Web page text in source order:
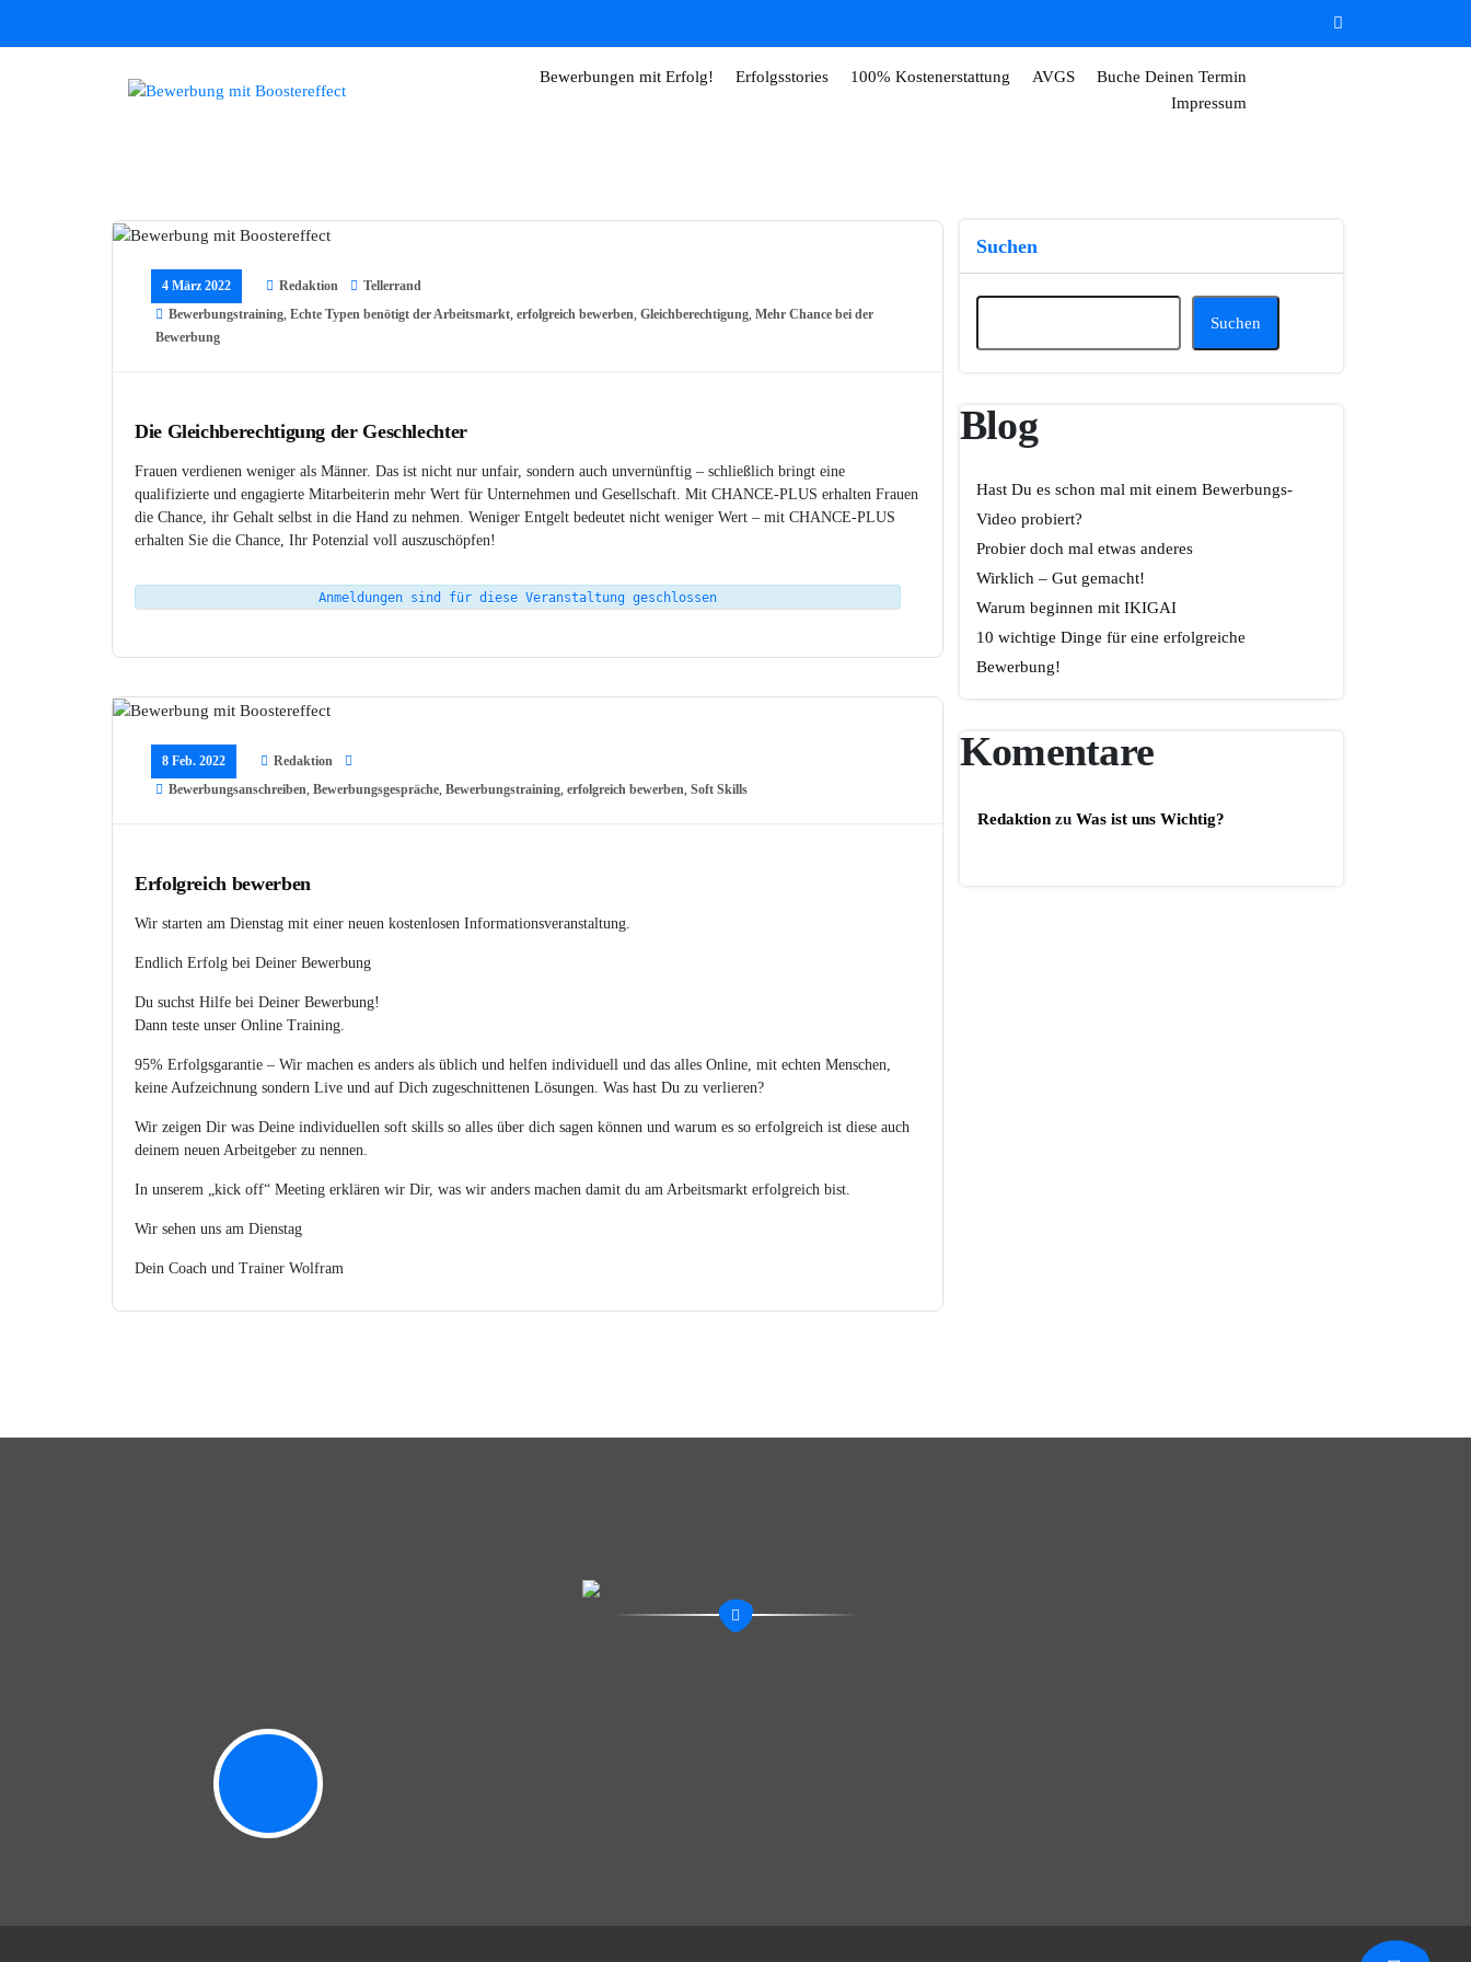
Bewerbungen mit Erfolg! Erfolgsstories 100% Kostenerstattung AVGS
Buche Deinen Termin
Impressum
4 März 2022 Redaktion
Tellerrand
Bewerbungstraining Echte Typen benötigt der Arbeitsmarkt erfolgreich bewerben Gleichberechtigung Mehr Chance bei der
Bewerbung
Die Gleichberechtigung der Geschlechter
Frauen verdienen weniger als Männer. Das ist nicht nur unfair, sondern auch unvernünftig – schließlich bringt eine
qualifizierte und engagierte Mitarbeiterin mehr Wert für Unternehmen und Gesellschaft. Mit CHANCE-PLUS erhalten Frauen
die Chance, ihr Gehalt selbst in die Hand zu nehmen. Weniger Entgelt bedeutet nicht weniger Wert – mit CHANCE-PLUS
erhalten Sie die Chance, Ihr Potenzial voll auszuschöpfen!
Anmeldungen sind für diese Veranstaltung geschlossen
8 Feb. 2022
Redaktion
Bewerbungsanschreiben, Bewerbungsgespräche, Bewerbungstraining, erfolgreich bewerben, Soft Skills
Erfolgreich bewerben
Wir starten am Dienstag mit einer neuen kostenlosen Informationsveranstaltung.
Endlich Erfolg bei Deiner Bewerbung
Du suchst Hilfe bei Deiner Bewerbung!
Dann teste unser Online Training.
95% Erfolgsgarantie – Wir machen es anders als üblich und helfen individuell und das alles Online, mit echten Menschen,
keine Aufzeichnung sondern Live und auf Dich zugeschnittenen Lösungen. Was hast Du zu verlieren?
Wir zeigen Dir was Deine individuellen soft skills so alles über dich sagen können und warum es so erfolgreich ist diese auch
deinem neuen Arbeitgeber zu nennen.
In unserem „kick off“ Meeting erklären wir Dir, was wir anders machen damit du am Arbeitsmarkt erfolgreich bist.
Wir sehen uns am Dienstag
Dein Coach und Trainer Wolfram
Suchen
Suchen
Blog
Hast Du es schon mal mit einem Bewerbungs-
Video probiert?
Probier doch mal etwas anderes
Wirklich – Gut gemacht!
Warum beginnen mit IKIGAI
10 wichtige Dinge für eine erfolgreiche
Bewerbung!
Komentare
Redaktion zu Was ist uns Wichtig?